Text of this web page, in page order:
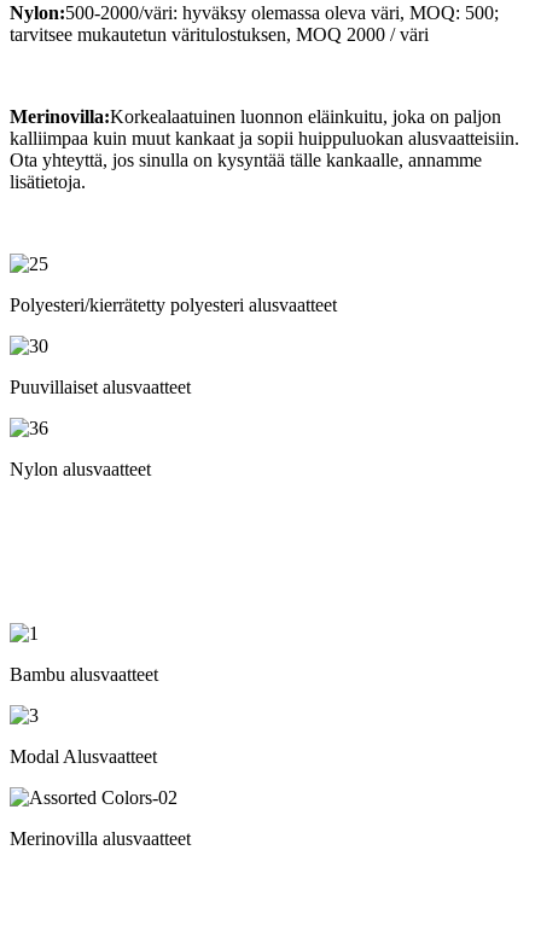
Nylon:500-2000/väri: hyväksy olemassa oleva väri, MOQ: 500;
tarvitsee mukautetun väritulostuksen, MOQ 2000 / väri
Merinovilla:Korkealaatuinen luonnon eläinkuitu, joka on paljon
kalliimpaa kuin muut kankaat ja sopii huippuluokan alusvaatteisiin.
Ota yhteyttä, jos sinulla on kysyntää tälle kankaalle, annamme
lisätietoja.
Polyesteri/kierrätetty polyesteri alusvaatteet
Puuvillaiset alusvaatteet
Nylon alusvaatteet
Bambu alusvaatteet
Modal Alusvaatteet
Merinovilla alusvaatteet